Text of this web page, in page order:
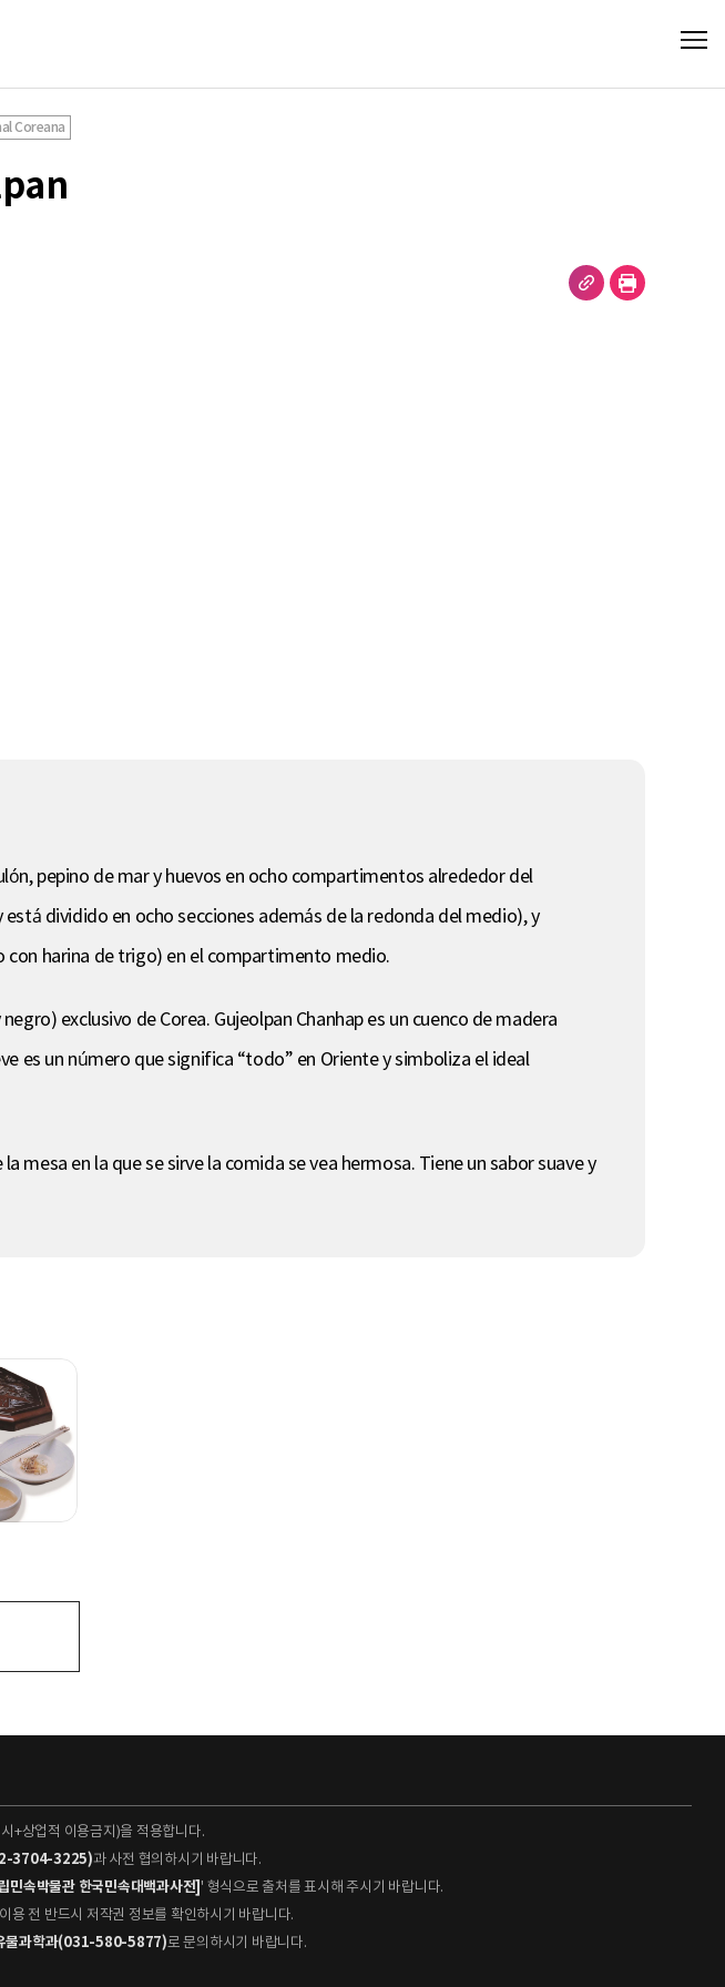
Coreana
pepino de mar y huevos en ocho compartimentos alrededor del
dividido en ocho secciones además de la redonda del medio), y
con harina de trigo) en el compartimento medio.
exclusivo de Corea. Gujeolpan Chanhap es un cuenco de madera
es un número que significa “todo” en Oriente y simboliza el ideal
mesa en la que se sirve la comida se vea hermosa. Tiene un sabor suave y
+상업적 이용금지)을 적용합니다.
3704-3225)과 사전 협의하시기 바랍니다.
민속박물관 한국민속대백과사전] ' 형식으로 출처를 표시해 주시기 바랍니다.
용 전 반드시 저작권 정보를 확인하시기 바랍니다.
물과학과(031-580-5877)로 문의하시기 바랍니다.